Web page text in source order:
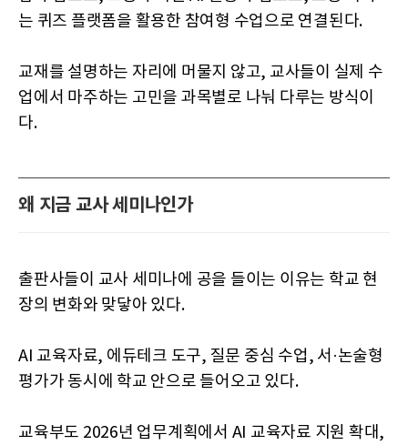
는 퀴즈 플랫폼을 활용한 참여형 수업으로 연결된다.
교재를 설명하는 자리에 머물지 않고, 교사들이 실제 수
업에서 마주하는 고민을 과목별로 나눠 다루는 방식이
다.
왜 지금 교사 세미나인가
출판사들이 교사 세미나에 공을 들이는 이유는 학교 현
장의 변화와 맞닿아 있다.
AI 교육자료, 에듀테크 도구, 질문 중심 수업, 서·논술형
평가가 동시에 학교 안으로 들어오고 있다.
교육부도 2026년 업무계획에서 AI 교육자료 지원 확대,